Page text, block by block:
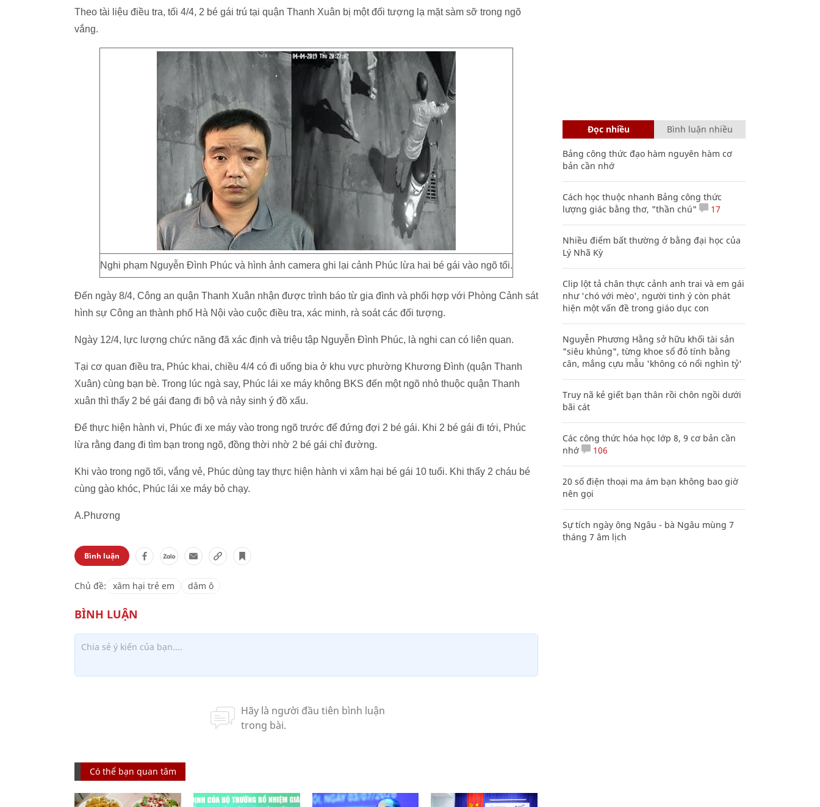
Theo tài liệu điều tra, tối 4/4, 2 bé gái trú tại quận Thanh Xuân bị một đối tượng lạ mặt sàm sỡ trong ngõ
vắng.
Nghi phạm Nguyễn Đình Phúc và hình ảnh camera ghi lại cảnh Phúc lừa hai bé gái vào ngõ tối.
Đến ngày 8/4, Công an quận Thanh Xuân nhận được trình báo từ gia đình và phối hợp với Phòng Cảnh sát
hình sự Công an thành phố Hà Nội vào cuộc điều tra, xác minh, rà soát các đối tượng.
Ngày 12/4, lực lượng chức năng đã xác định và triệu tập Nguyễn Đình Phúc, là nghi can có liên quan.
Tại cơ quan điều tra, Phúc khai, chiều 4/4 có đi uống bia ở khu vực phường Khương Đình (quận Thanh
Xuân) cùng bạn bè. Trong lúc ngà say, Phúc lái xe máy không BKS đến một ngõ nhỏ thuộc quận Thanh
xuân thì thấy 2 bé gái đang đi bộ và nảy sinh ý đồ xấu.
Để thực hiện hành vi, Phúc đi xe máy vào trong ngõ trước để đứng đợi 2 bé gái. Khi 2 bé gái đi tới, Phúc
lừa rằng đang đi tìm bạn trong ngõ, đồng thời nhờ 2 bé gái chỉ đường.
Khi vào trong ngõ tối, vắng vẻ, Phúc dùng tay thực hiện hành vi xâm hại bé gái 10 tuổi. Khi thấy 2 cháu bé
cùng gào khóc, Phúc lái xe máy bỏ chạy.
A.Phương
Bình luận
Chủ đề: xâm hại trẻ em dâm ô
Có thể bạn quan tâm
Đọc nhiều Bình luận nhiều
Bảng công thức đạo hàm nguyên hàm cơ
bản cần nhớ
Cách học thuộc nhanh Bảng công thức
lượng giác bằng thơ, "thần chú"
17
Nhiều điểm bất thường ở bằng đại học của
Lý Nhã Kỳ
Clip lột tả chân thực cảnh anh trai và em gái
như 'chó với mèo', người tinh ý còn phát
hiện một vấn đề trong giáo dục con
Nguyễn Phương Hằng sở hữu khối tài sản
"siêu khủng", từng khoe sổ đỏ tính bằng
cân, mắng cựu mẫu 'không có nổi nghìn tỷ'
Truy nã kẻ giết bạn thân rồi chôn ngồi dưới
bãi cát
Các công thức hóa học lớp 8, 9 cơ bản cần
nhớ
106
20 số điện thoại ma ám bạn không bao giờ
nên gọi
Sự tích ngày ông Ngâu - bà Ngâu mùng 7
tháng 7 âm lịch